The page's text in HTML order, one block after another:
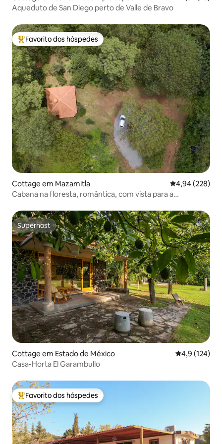
Aqueduto de San Diego perto de Valle de Bravo
Favoritos dos hóspedes mais apreciados
Favorito dos hóspedes
Cottage em Mazamitla Classificação
4,94 (228)
Cabana na floresta, romântica, com vista para a
Superhost
Superhost
Cottage em Estado de México Classificação
4,9 (124)
Casa-Horta El Garambullo
Favoritos dos hóspedes mais apreciados
Favorito dos hóspedes